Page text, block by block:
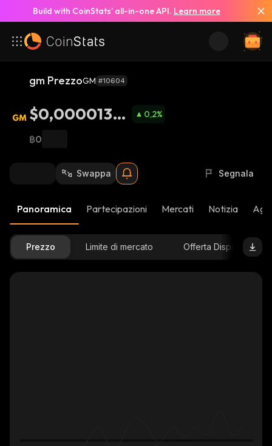
Build with CoinStats’ all-in-one API. Learn more
gm PrezzoGM #10604
$0,0000130
5
0,2%
฿0
Swappa Segnala
Panoramica Partecipazioni Mercati Notizia
Prezzo Limite di mercato Offerta Disponibile